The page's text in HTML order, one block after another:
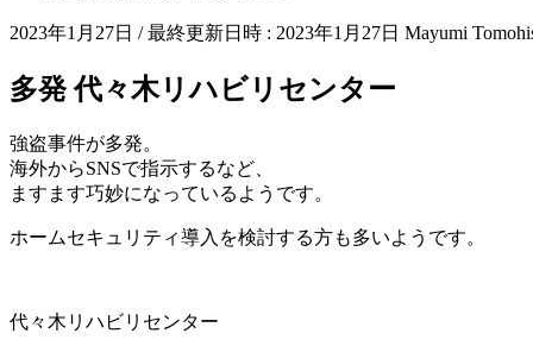
2023年1月27日 / 最終更新日時 : 2023年1月27日 Mayumi
多発 代々木リハビリセンター
強盗事件が多発。
海外からSNSで指示するなど、
ますます巧妙になっているようです。
ホームセキュリティ導入を検討する方も多いようです。
代々木リハビリセンター